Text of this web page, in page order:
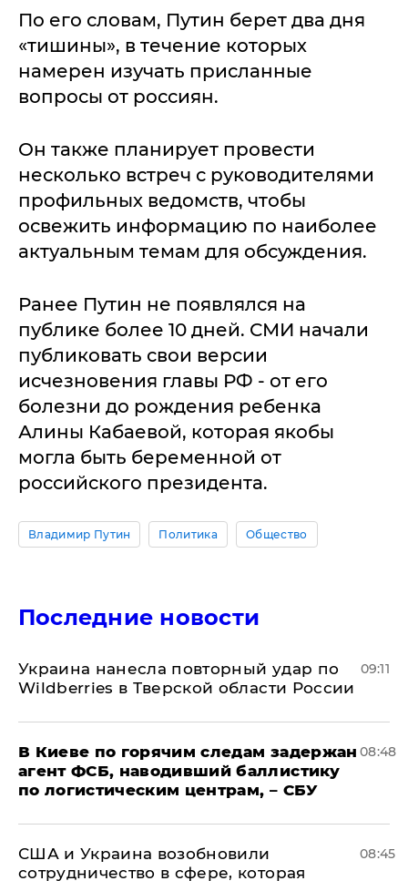
По его словам, Путин берет два дня
«тишины», в течение которых
намерен изучать присланные
вопросы от россиян.
Он также планирует провести
несколько встреч с руководителями
профильных ведомств, чтобы
освежить информацию по наиболее
актуальным темам для обсуждения.
Ранее Путин не появлялся на
публике более 10 дней. СМИ начали
публиковать свои версии
исчезновения главы РФ - от его
болезни до рождения ребенка
Алины Кабаевой, которая якобы
могла быть беременной от
российского президента.
Владимир Путин Политика Общество
Последние новости
Украина нанесла повторный удар по
Wildberries в Тверской области России
09:11
В Киеве по горячим следам задержан
агент ФСБ, наводивший баллистику
по логистическим центрам, – СБУ
08:48
США и Украина возобновили
сотрудничество в сфере, которая
08:45